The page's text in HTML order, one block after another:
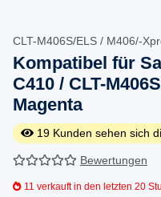
CLT-M406S/ELS / M406/-
Kompatibel für
C410 / CLT-
Magenta
19 Kunden sehen sich
Bewertungen
11 verkauft in den letzten 20